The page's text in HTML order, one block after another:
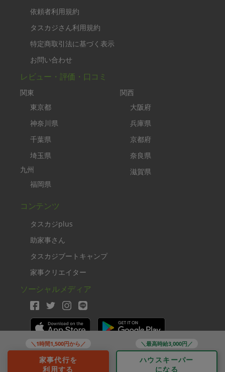
＼1時間1,500円から／
家事代行を
利用する
＼最高時給3,000円／
ハウスキーパー
になる
依頼者利用規約
タスカジさん利用規約
特定商取引法に基づく表示
お問い合わせ
レビュー・評価・口コミ
関東
東京都
神奈川県
千葉県
埼玉県
九州
福岡県
関西
大阪府
兵庫県
京都府
奈良県
滋賀県
コンテンツ
タスカジplus
助家事さん
タスカジブートキャンプ
家事クリエイター
ソーシャルメディア